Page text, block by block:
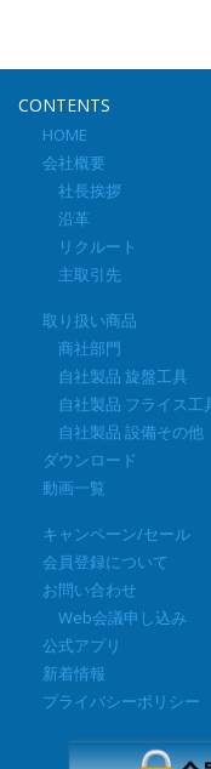
CONTENTS
HOME
会社概要
社長挨拶
沿革
リクルート
主取引先
取り扱い商品
商社部門
自社製品 旋盤工具
自社製品 フライス工
自社製品 設備その他
ダウンロード
動画一覧
キャンペーン/セール
会員登録について
お問い合わせ
Web会議申し込み
公式アプリ
新着情報
プライバシーポリシー